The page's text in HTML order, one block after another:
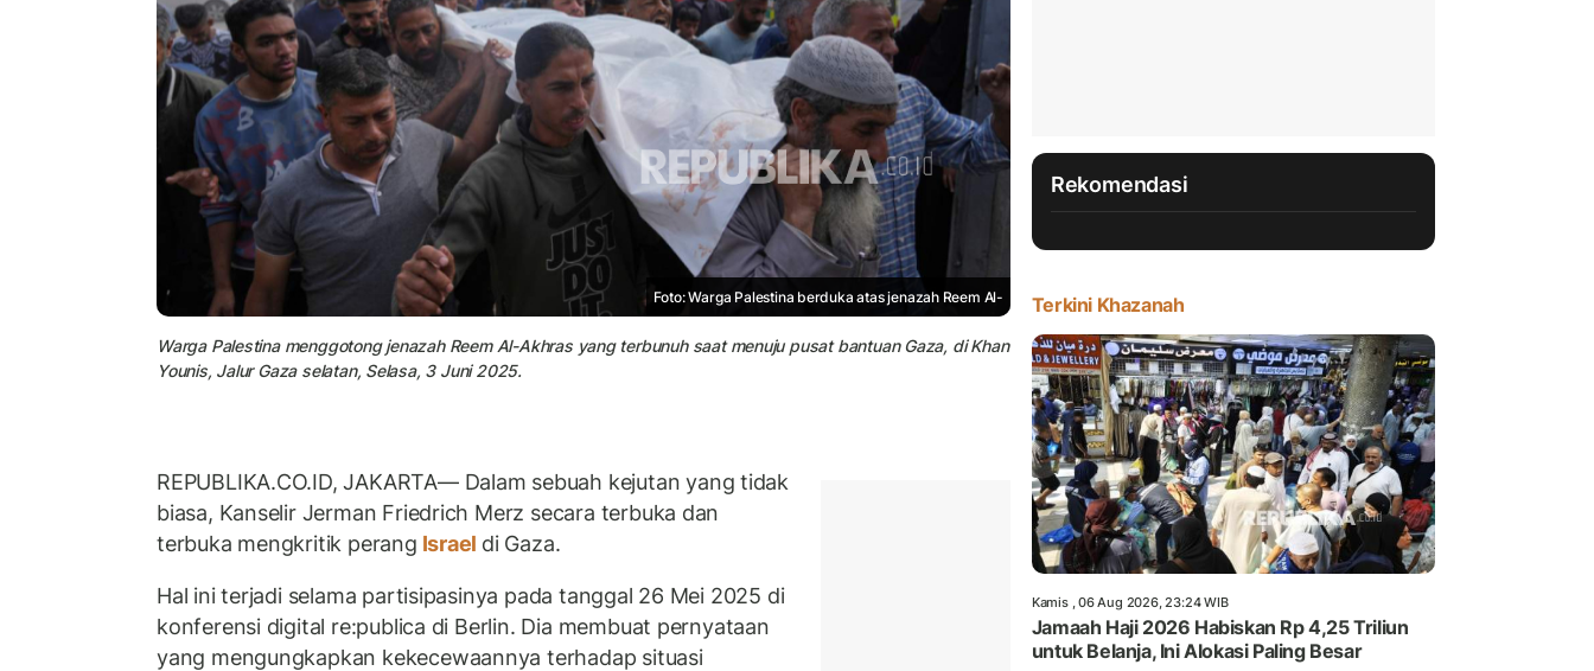
Foto: Warga Palestina berduka atas jenazah Reem Al-
Warga Palestina menggotong jenazah Reem Al-Akhras yang terbunuh saat menuju pusat bantuan Gaza, di Khan
Younis, Jalur Gaza selatan, Selasa, 3 Juni 2025.
REPUBLIKA.CO.ID, JAKARTA— Dalam sebuah kejutan yang tidak
biasa, Kanselir Jerman Friedrich Merz secara terbuka dan
terbuka mengkritik perang Israel di Gaza.
Hal ini terjadi selama partisipasinya pada tanggal 26 Mei 2025 di
konferensi digital re:publica di Berlin. Dia membuat pernyataan
yang mengungkapkan kekecewaannya terhadap situasi
Rekomendasi
Terkini Khazanah
Kamis , 06 Aug 2026, 23:24 WIB
Jamaah Haji 2026 Habiskan Rp 4,25 Triliun
untuk Belanja, Ini Alokasi Paling Besar